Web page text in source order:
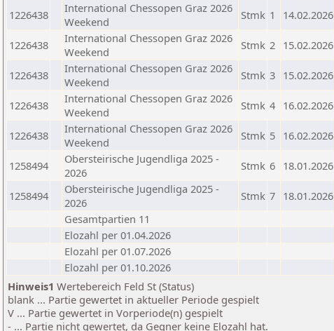
1226438
International Chessopen Graz 2026
Weekend
Stmk 1 14.02.2026
1226438
International Chessopen Graz 2026
Weekend
Stmk 2 15.02.2026
1226438
International Chessopen Graz 2026
Weekend
Stmk 3 15.02.2026
1226438
International Chessopen Graz 2026
Weekend
Stmk 4 16.02.2026
1226438
International Chessopen Graz 2026
Weekend
Stmk 5 16.02.2026
1258494
Obersteirische Jugendliga 2025 -
2026
Stmk 6 18.01.2026
1258494
Obersteirische Jugendliga 2025 -
2026
Stmk 7 18.01.2026
Gesamtpartien 11
Elozahl per 01.04.2026
Elozahl per 01.07.2026
Elozahl per 01.10.2026
Hinweis1 Wertebereich Feld St (Status)
blank ... Partie gewertet in aktueller Periode gespielt
V ... Partie gewertet in Vorperiode(n) gespielt
- ... Partie nicht gewertet, da Gegner keine Elozahl hat.